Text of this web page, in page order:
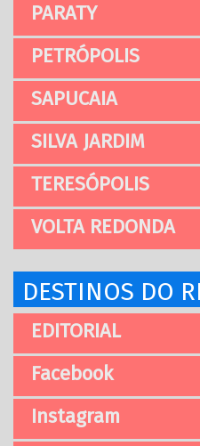
PARATY
PETRÓPOLIS
SAPUCAIA
SILVA JARDIM
TERESÓPOLIS
VOLTA REDONDA
DESTINOS DO
EDITORIAL
Facebook
Instagram